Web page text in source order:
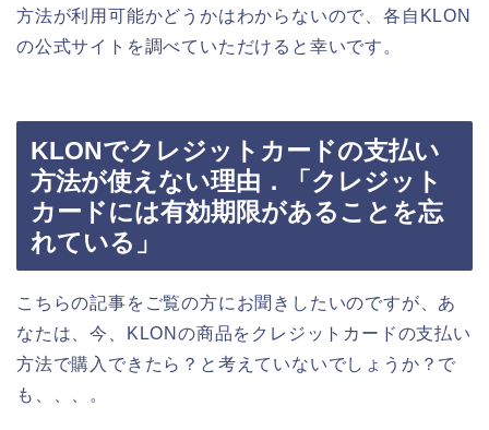
方法が利用可能かどうかはわからないので、各自KLON
の公式サイトを調べていただけると幸いです。
KLONでクレジットカードの支払い
方法が使えない理由．「クレジット
カードには有効期限があることを忘
れている」
こちらの記事をご覧の方にお聞きしたいのですが、あ
なたは、今、KLONの商品をクレジットカードの支払い
方法で購入できたら？と考えていないでしょうか？で
も、、、。